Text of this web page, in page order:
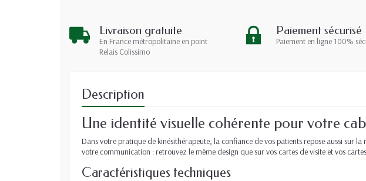
Livraison gratuite
En France métropolitaine en point
Relais Colissimo
Paiement sécurisé
Paiement en ligne 100%
Description
Une identité visuelle cohérente pour votre
Dans votre pratique de kinésithérapeute, la confiance de vos patients repose aussi sur
votre communication : retrouvez le même design que sur vos cartes de visite et vos
Caractéristiques techniques